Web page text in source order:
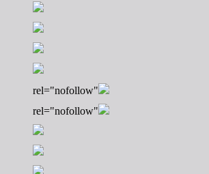
rel="nofollow"
rel="nofollow"